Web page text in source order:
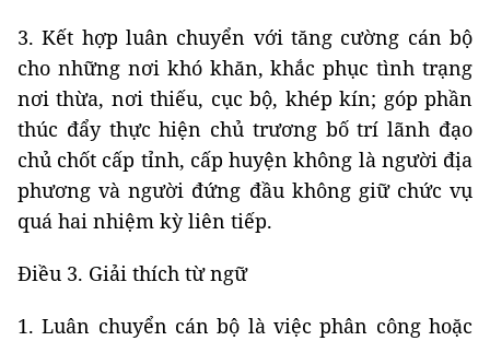
3. Kết hợp luân chuyển với tăng cường cán bộ
cho những nơi khó khăn, khắc phục tình trạng
nơi thừa, nơi thiếu, cục bộ, khép kín; góp phần
thúc đẩy thực hiện chủ trương bố trí lãnh đạo
chủ chốt cấp tỉnh, cấp huyện không là người địa
phương và người đứng đầu không giữ chức vụ
quá hai nhiệm kỳ liên tiếp.
Điều 3. Giải thích từ ngữ
1. Luân chuyển cán bộ là việc phân công hoặc